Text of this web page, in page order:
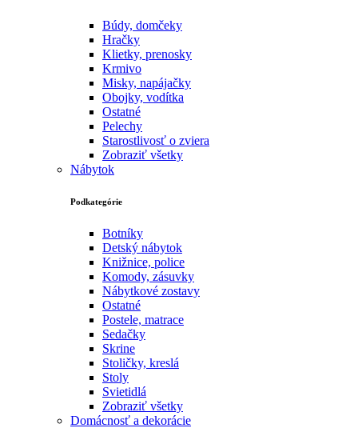
Búdy, domčeky
Hračky
Klietky, prenosky
Krmivo
Misky, napájačky
Obojky, vodítka
Ostatné
Pelechy
Starostlivosť o zviera
Zobraziť všetky
Nábytok
Podkategórie
Botníky
Detský nábytok
Knižnice, police
Komody, zásuvky
Nábytkové zostavy
Ostatné
Postele, matrace
Sedačky
Skrine
Stoličky, kreslá
Stoly
Svietidlá
Zobraziť všetky
Domácnosť a dekorácie